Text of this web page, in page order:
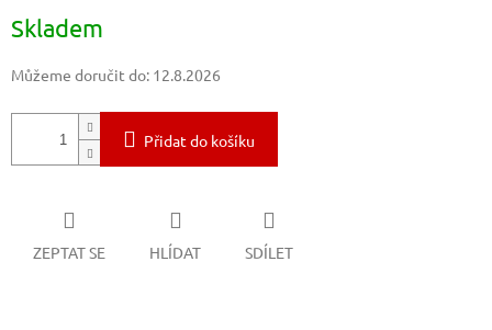
cena:
Skladem
Můžeme doručit do: 12.8.2026
Přidat do košíku
ZEPTAT SE HLÍDAT SDÍLET